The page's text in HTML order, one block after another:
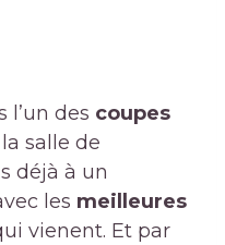
l’un des coupes
salle de
déjà à un
les meilleures
vienent. Et par